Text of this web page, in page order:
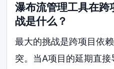
瀑布流管理工具在
战是什么？
最大的挑战是跨项目依
突。当A项目的延期直